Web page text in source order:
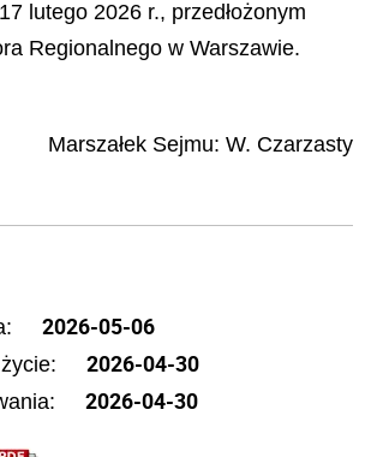
lutego 2026 r., przedłożonym
Regionalnego w Warszawie.
Marszałek Sejmu: W. Czarzasty
2026-05-06
2026-04-30
2026-04-30